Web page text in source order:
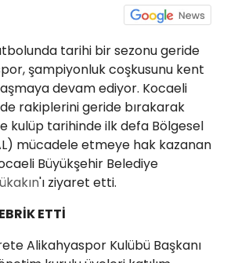
tarihi bir sezonu geride
şampiyonluk coşkusunu kent
devam ediyor. Kocaeli
rakiplerini geride bırakarak
kulüp tarihinde ilk defa Bölgesel
mücadele etmeye hak kazanan
Büyükşehir Belediye
'ı ziyaret etti.
ETTİ
Alikahyaspor Kulübü Başkanı